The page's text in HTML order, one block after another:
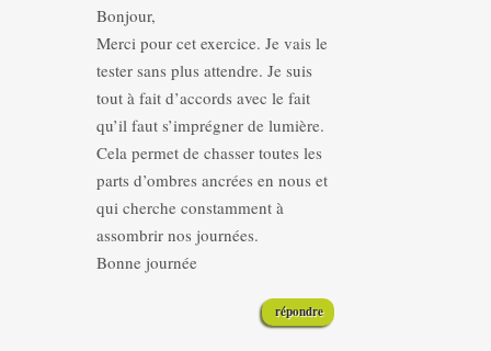
Bonjour,
Merci pour cet exercice. Je vais le
tester sans plus attendre. Je suis
tout à fait d’accords avec le fait
qu’il faut s’imprégner de lumière.
Cela permet de chasser toutes les
parts d’ombres ancrées en nous et
qui cherche constamment à
assombrir nos journées.
Bonne journée
répondre